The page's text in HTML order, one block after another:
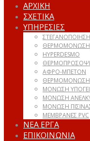
ΑΡΧΙΚΗ
ΣΧΕΤΙΚΑ
ΥΠΗΡΕΣΙΕΣ
ΣΤΕΓΑΝΟΠΟΙΗΣΗ
ΘΕΡΜΟΜΟΝΩΣΗ
HYPERDESMO
ΑΦΡΟ-ΜΠΕΤΟΝ
ΘΕΡΜΟΜΟΝΩΣΗ
ΜΟΝΩΣΗ
ΜΟΝΩΣΗ
ΜΟΝΩΣΗ
ΜΕΜΒΡΑΝΕΣ PVC
ΝΕΑ ΕΡΓΑ
ΕΠΙΚΟΙΝΩΝΙΑ